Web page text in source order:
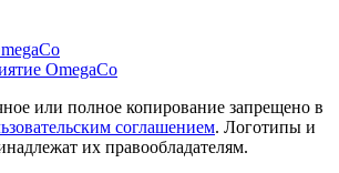
OmegaCo
или полное копирование запрещено в
соглашением. Логотипы и
их правообладателям.